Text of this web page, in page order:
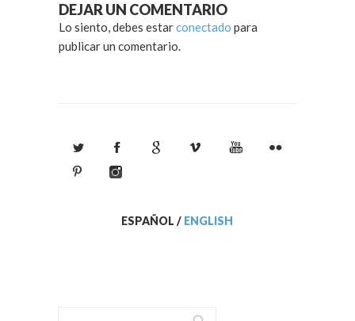
DEJAR UN COMENTARIO
Lo siento, debes estarconectado para
publicar un comentario.
ESPAÑOL / ENGLISH